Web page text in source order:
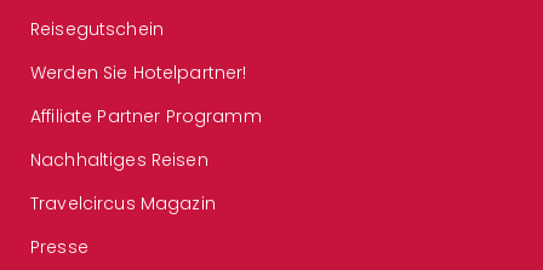
Reisegutschein
Werden Sie Hotelpartner!
Affiliate Partner Programm
Nachhaltiges Reisen
Travelcircus Magazin
Presse